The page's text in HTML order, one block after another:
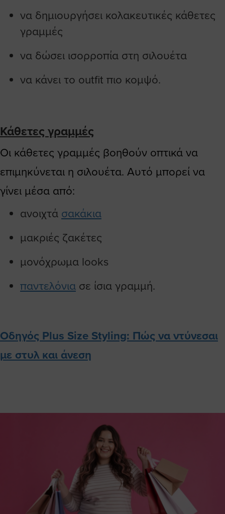
να δημιουργήσει κολακευτικές κάθετες
γραμμές
να δώσει ισορροπία στη σιλουέτα
να κάνει το outfit πιο κομψό.
Κάθετες γραμμές
Οι κάθετες γραμμές βοηθούν οπτικά να
επιμηκύνεται η σιλουέτα. Αυτό μπορεί να
γίνει μέσα από:
ανοιχτά σακάκια
μακριές ζακέτες
μονόχρωμα looks
παντελόνια σε ίσια γραμμή.
Οδηγός Plus Size Styling: Πώς να ντύνεσαι
με στυλ και άνεση